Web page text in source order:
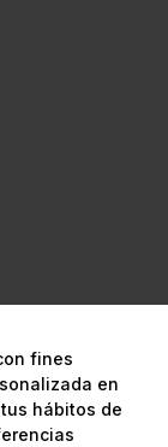
fines
en
hábitos de